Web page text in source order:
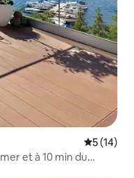
5 (14)
et à 10 min du